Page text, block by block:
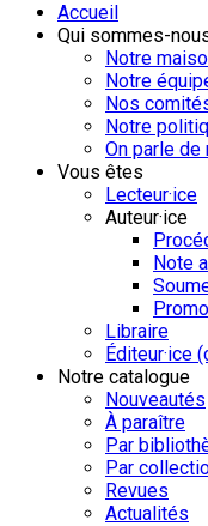
Accueil
Qui sommes-
Notre
Notre
Nos
Notre
On parle de
Vous êtes
Lecteur·ice
Auteur·ice
Note
Libraire
Éditeur·ice
Notre catalogue
Nouveautés
À paraître
Par
Par
Revues
Actualités